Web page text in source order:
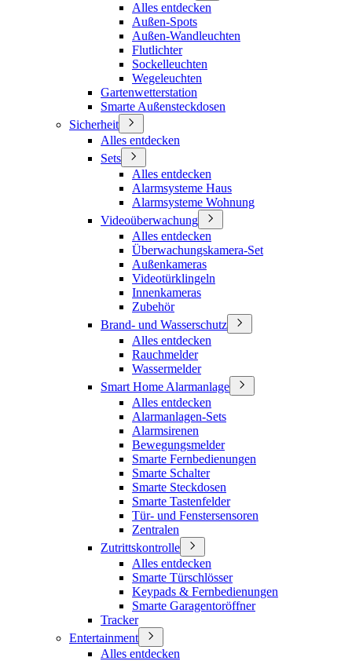
Alles entdecken
Außen-Spots
Außen-Wandleuchten
Flutlichter
Sockelleuchten
Wegeleuchten
Gartenwetterstation
Smarte Außensteckdosen
Sicherheit
Alles entdecken
Sets
Alles entdecken
Alarmsysteme Haus
Alarmsysteme Wohnung
Videoüberwachung
Alles entdecken
Überwachungskamera-Set
Außenkameras
Videotürklingeln
Innenkameras
Zubehör
Brand- und Wasserschutz
Alles entdecken
Rauchmelder
Wassermelder
Smart Home Alarmanlage
Alles entdecken
Alarmanlagen-Sets
Alarmsirenen
Bewegungsmelder
Smarte Fernbedienungen
Smarte Schalter
Smarte Steckdosen
Smarte Tastenfelder
Tür- und Fenstersensoren
Zentralen
Zutrittskontrolle
Alles entdecken
Smarte Türschlösser
Keypads & Fernbedienungen
Smarte Garagentoröffner
Tracker
Entertainment
Alles entdecken